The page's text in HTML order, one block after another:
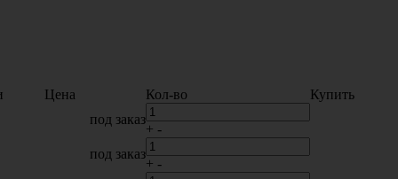
Цена Кол-во
Купить
под заказ
+ -
под заказ
+ -